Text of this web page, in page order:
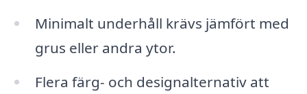
Minimalt underhåll krävs jämfört med
grus eller andra ytor.
Flera färg- och designalternativ att